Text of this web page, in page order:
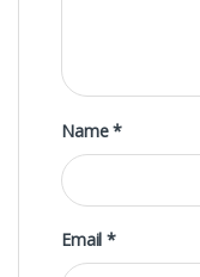
Name*
Email*